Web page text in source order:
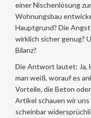
einer Nischenlösung
Wohnungsbau
Hauptgrund? Die
wirklich sicher genug?
Bilanz?
Die Antwort lautet: Ja,
man weiß, worauf es
Vorteile, die Beton
Artikel schauen wir
scheinbar